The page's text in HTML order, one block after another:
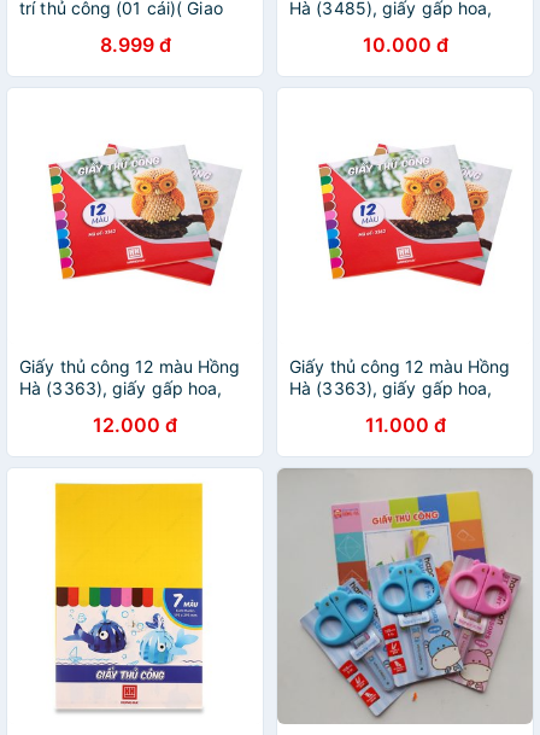
trí thủ công (01 cái)( Giao
8.999 đ
Hà (3485), giấy gấp hoa,
10.000 đ
Giấy thủ công 12 màu Hồng
Hà (3363), giấy gấp hoa,
12.000 đ
Giấy thủ công 12 màu Hồng
Hà (3363), giấy gấp hoa,
11.000 đ